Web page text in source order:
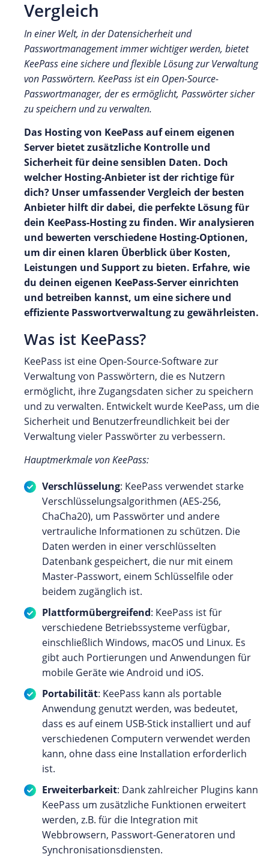
Vergleich
In einer Welt, in der Datensicherheit und
Passwortmanagement immer wichtiger werden, bietet
KeePass eine sichere und flexible Lösung zur Verwaltung
von Passwörtern. KeePass ist ein Open-Source-
Passwortmanager, der es ermöglicht, Passwörter sicher
zu speichern und zu verwalten.
Das Hosting von KeePass auf einem eigenen
Server bietet zusätzliche Kontrolle und
Sicherheit für deine sensiblen Daten. Doch
welcher Hosting-Anbieter ist der richtige für
dich? Unser umfassender Vergleich der besten
Anbieter hilft dir dabei, die perfekte Lösung für
dein KeePass-Hosting zu finden. Wir analysieren
und bewerten verschiedene Hosting-Optionen,
um dir einen klaren Überblick über Kosten,
Leistungen und Support zu bieten. Erfahre, wie
du deinen eigenen KeePass-Server einrichten
und betreiben kannst, um eine sichere und
effiziente Passwortverwaltung zu gewährleisten.
Was ist KeePass?
KeePass ist eine Open-Source-Software zur
Verwaltung von Passwörtern, die es Nutzern
ermöglicht, ihre Zugangsdaten sicher zu speichern
und zu verwalten. Entwickelt wurde KeePass, um die
Sicherheit und Benutzerfreundlichkeit bei der
Verwaltung vieler Passwörter zu verbessern.
Hauptmerkmale von KeePass:
Verschlüsselung: KeePass verwendet starke
Verschlüsselungsalgorithmen (AES-256,
ChaCha20), um Passwörter und andere
vertrauliche Informationen zu schützen. Die
Daten werden in einer verschlüsselten
Datenbank gespeichert, die nur mit einem
Master-Passwort, einem Schlüsselfile oder
beidem zugänglich ist.
Plattformübergreifend: KeePass ist für
verschiedene Betriebssysteme verfügbar,
einschließlich Windows, macOS und Linux. Es
gibt auch Portierungen und Anwendungen für
mobile Geräte wie Android und iOS.
Portabilität: KeePass kann als portable
Anwendung genutzt werden, was bedeutet,
dass es auf einem USB-Stick installiert und auf
verschiedenen Computern verwendet werden
kann, ohne dass eine Installation erforderlich
ist.
Erweiterbarkeit: Dank zahlreicher Plugins kann
KeePass um zusätzliche Funktionen erweitert
werden, z.B. für die Integration mit
Webbrowsern, Passwort-Generatoren und
Synchronisationsdiensten.